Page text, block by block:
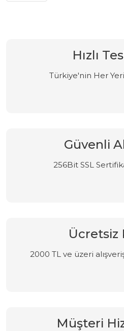
Hızlı
Türkiye'nin Her
Güvenli
256Bit SSL
Ücretsiz
2000 TL ve üzeri
Müşteri